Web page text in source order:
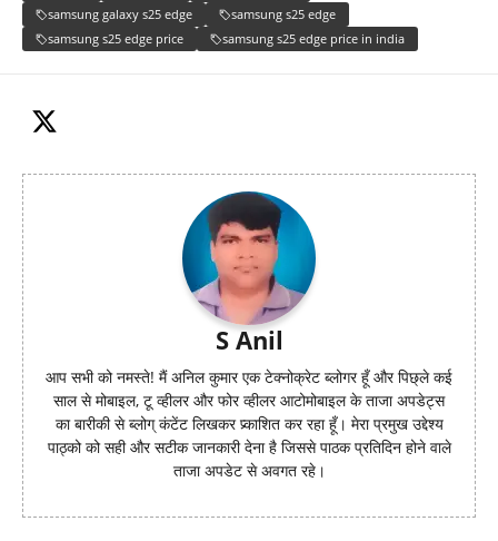
samsung galaxy s25 edge
samsung s25 edge
samsung s25 edge price
samsung s25 edge price in india
S Anil
आप सभी को नमस्ते! मैं अनिल कुमार एक टेक्नोक्रेट ब्लोगर हूँ और पिछ्ले कई
साल से मोबाइल, टू व्हीलर और फोर व्हीलर आटोमोबाइल के ताजा अपडेट्स
का बारीकी से ब्लोग् कंटेंट लिखकर प्र्काशित कर रहा हूँ। मेरा प्रमुख उद्देश्य
पाठ्को को सही और सटीक जानकारी देना है जिससे पाठक प्रतिदिन होने वाले
ताजा अपडेट से अवगत रहे।